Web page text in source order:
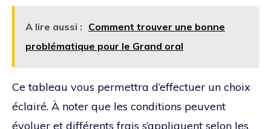
A lire aussi : Comment trouver une bonne
problématique pour le Grand oral
Ce tableau vous permettra d’effectuer un choix
éclairé. À noter que les conditions peuvent
évoluer et différents frais s’appliquent selon les